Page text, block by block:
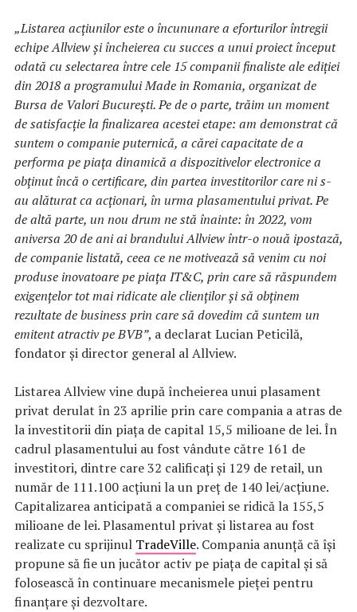
„Listarea acțiunilor este o încununare a eforturilor întregii
echipe Allview și încheierea cu succes a unui proiect început
odată cu selectarea între cele 15 companii finaliste ale ediției
din 2018 a programului Made in Romania, organizat de
Bursa de Valori București. Pe de o parte, trăim un moment
de satisfacție la finalizarea acestei etape: am demonstrat că
suntem o companie puternică, a cărei capacitate de a
performa pe piața dinamică a dispozitivelor electronice a
obținut încă o certificare, din partea investitorilor care ni s-
au alăturat ca acționari, în urma plasamentului privat. Pe
de altă parte, un nou drum ne stă înainte: în 2022, vom
aniversa 20 de ani ai brandului Allview într-o nouă ipostază,
de companie listată, ceea ce ne motivează să venim cu noi
produse inovatoare pe piața IT&C, prin care să răspundem
exigențelor tot mai ridicate ale clienților și să obținem
rezultate de business prin care să dovedim că suntem un
emitent atractiv pe BVB”, a declarat Lucian Peticilă,
fondator și director general al Allview.
Listarea Allview vine după încheierea unui plasament
privat derulat în 23 aprilie prin care compania a atras de
la investitorii din piața de capital 15,5 milioane de lei. În
cadrul plasamentului au fost vândute către 161 de
investitori, dintre care 32 calificați și 129 de retail, un
număr de 111.100 acțiuni la un preț de 140 lei/acțiune.
Capitalizarea anticipată a companiei se ridică la 155,5
milioane de lei. Plasamentul privat și listarea au fost
realizate cu sprijinul TradeVille. Compania anunță că își
propune să fie un jucător activ pe piața de capital și să
folosească în continuare mecanismele pieței pentru
finanțare și dezvoltare.